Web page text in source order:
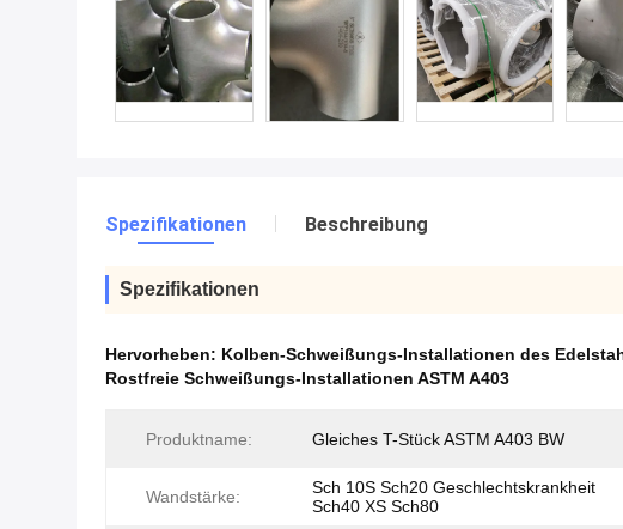
Spezifikationen Beschreibung
Spezifikationen
Hervorheben: Kolben-Schweißungs-Installationen des
Rostfreie Schweißungs-Installationen ASTM A403
Produktname: Gleiches T-Stück ASTM A403 BW
Wandstärke:
Sch 10S Sch20 Geschlechtskrankheit
Sch40 XS Sch80